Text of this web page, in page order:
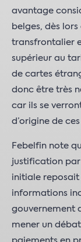
avantage
belges, dès
transfrontalier
supérieur au
de cartes
donc être très
car ils se
d’origine de
Febelfin note
justification
initiale reposait
informations
gouvernement
mener un